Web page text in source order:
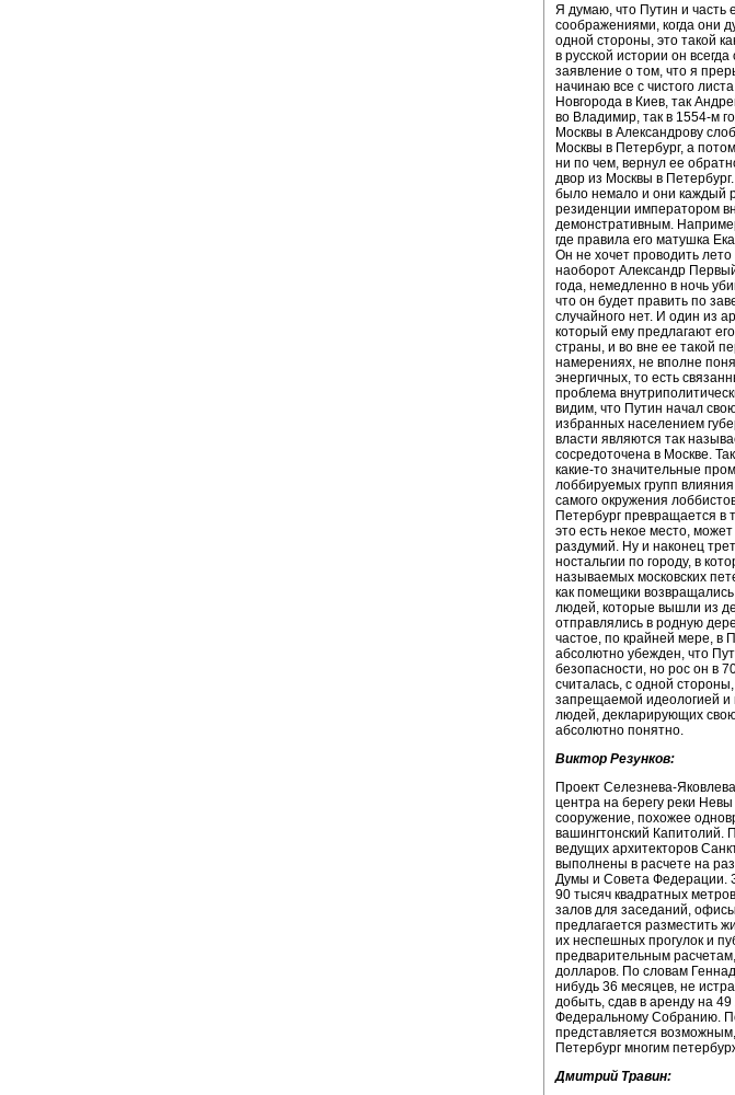
Я думаю, что Путин и часть
соображениями, когда они
одной стороны, это такой
в русской истории он
заявление о том, что я
начинаю все с чистого
Новгорода в Киев, так
во Владимир, так в 1554-м
Москвы в Александрову
Москвы в Петербург, а
ни по чем, вернул ее
двор из Москвы в
было немало и они каждый
резиденции императором
демонстративным.
где правила его матушка
Он не хочет проводить
наоборот Александр
года, немедленно в ночь
что он будет править по
случайного нет. И один из
который ему предлагают
страны, и во вне ее такой
намерениях, не вполне
энергичных, то есть
проблема
видим, что Путин начал
избранных населением
власти являются так
сосредоточена в Москве.
какие-то значительные
лоббируемых групп
самого окружения
Петербург превращается в
это есть некое место,
раздумий. Ну и наконец
ностальгии по городу, в
называемых московских
как помещики возвращались
людей, которые вышли из
отправлялись в родную
частое, по крайней мере, в
абсолютно убежден, что
безопасности, но рос он в
считалась, с одной
запрещаемой идеологией и
людей, декларирующих свою
абсолютно понятно.
Виктор Резунков:
Проект Селезнева-
центра на берегу реки
сооружение, похожее
вашингтонский Капитолий.
ведущих архитекторов
выполнены в расчете на
Думы и Совета Федерации.
90 тысяч квадратных
залов для заседаний,
предлагается разместить
их неспешных прогулок и
предварительным
долларов. По словам
нибудь 36 месяцев, не
добыть, сдав в аренду на
Федеральному Собранию.
представляется
Петербург многим
Дмитрий Травин: